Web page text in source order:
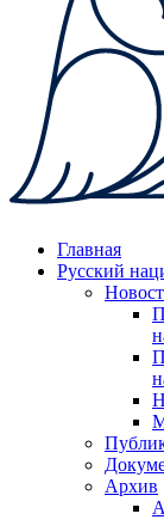
Главная
Русский
Архив